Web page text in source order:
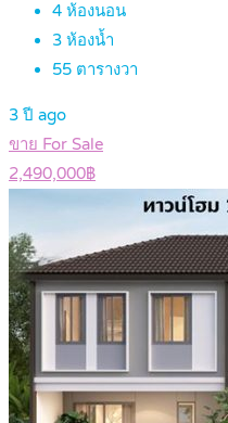
4 ห้องนอน
3 ห้องน้ำ
55 ตารางวา
3 ปี ago
ขาย For Sale
2,490,000฿